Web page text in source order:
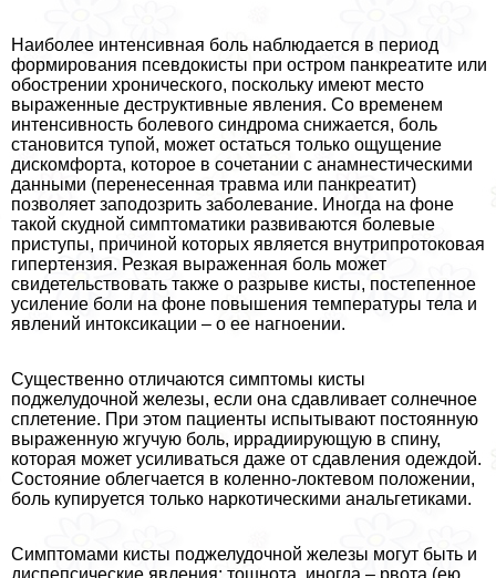
Наиболее интенсивная боль наблюдается в период
формирования псевдокисты при остром панкреатите или
обострении хронического, поскольку имеют место
выраженные деструктивные явления. Со временем
интенсивность болевого синдрома снижается, боль
становится тупой, может остаться только ощущение
дискомфорта, которое в сочетании с анамнестическими
данными (перенесенная травма или панкреатит)
позволяет заподозрить заболевание. Иногда на фоне
такой скудной симптоматики развиваются болевые
приступы, причиной которых является внутрипротоковая
гипертензия. Резкая выраженная боль может
свидетельствовать также о разрыве кисты, постепенное
усиление боли на фоне повышения температуры тела и
явлений интоксикации – о ее нагноении.
Существенно отличаются симптомы кисты
поджелудочной железы, если она сдавливает солнечное
сплетение. При этом пациенты испытывают постоянную
выраженную жгучую боль, иррадиирующую в спину,
которая может усиливаться даже от сдавления одеждой.
Состояние облегчается в коленно-локтевом положении,
боль купируется только наркотическими aнaльгетиками.
Симптомами кисты поджелудочной железы могут быть и
диспепсические явления: тошнота, иногда – рвота (ею